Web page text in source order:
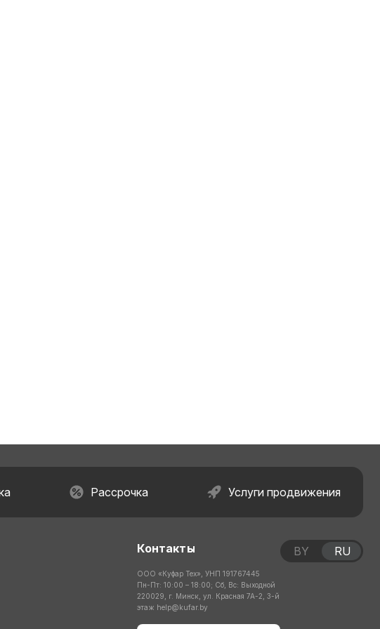
Рассрочка Услуги продвижения
Контакты
ООО «Куфар Тех», УНП 191767445
Пн-Пт: 10:00 – 18:00; Сб, Вс: Выходной
220029, г. Минск, ул. Красная 7А-2, 3-й
этаж help@kufar.by
BY RU